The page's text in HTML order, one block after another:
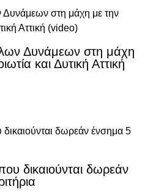
Δυνάμεων στη μάχη
και Δυτική Αττική
δικαιούνται δωρεάν